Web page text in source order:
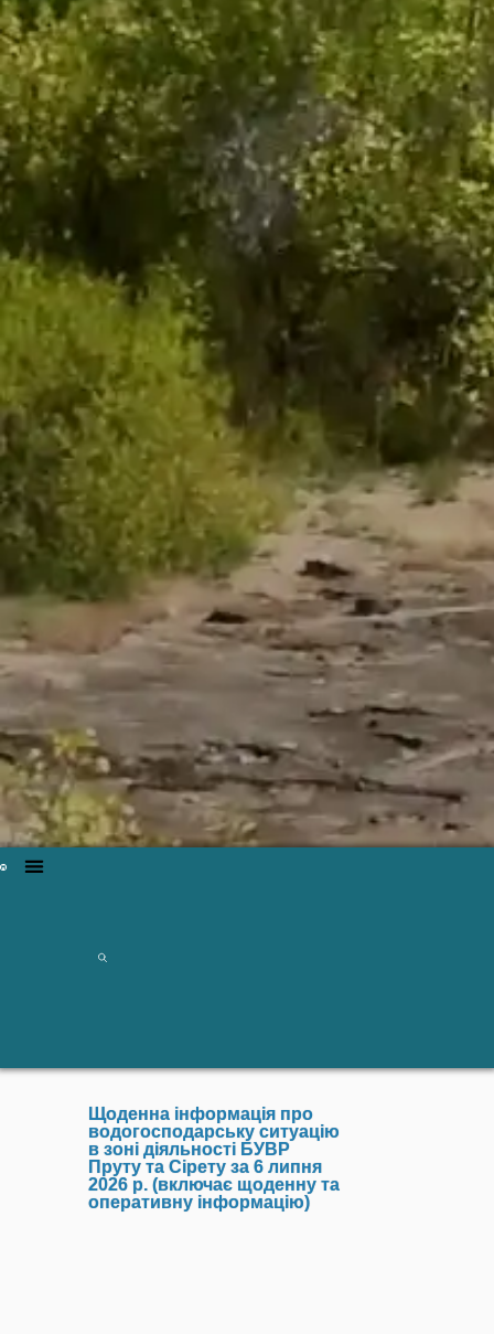
Щоденна інформація про
водогосподарську ситуацію
в зоні діяльності БУВР
Пруту та Сірету за 6 липня
2026 р. (включає щоденну та
оперативну інформацію)